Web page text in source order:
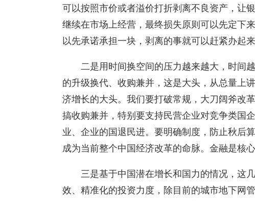
可以按照市价或者溢价打折剥离不良资产，让
继续在市场上经营，最终损失原则可以先定下
以先承诺承担一块，剥离的事就可以赶紧办起来
二是用时间换空间的压力越来越大，时间
的升级换代、收购兼并，这是大头，从总量上
济增长的大头。我们要打破常规，大刀阔斧改
搞收购兼并，特别要支持民营企业对竞争类国
业、企业的国退民进。要明确制度，防止秋后
成为当前整个中国经济改革的命脉。金融是核
三是基于中国潜在增长和国力的情况，这
效、精准化的投资力度，除目前的城市地下网